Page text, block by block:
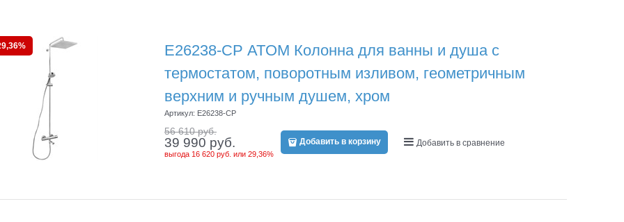
E26238-CP ATOM Колонна для ванны и душа с
термостатом, поворотным изливом, геометричным
верхним и ручным душем, хром
Артикул: E26238-CP
56 610 руб.
39 990 руб.
выгода 16 620 руб. или 29,36%
Добавить в корзину Добавить в сравнение